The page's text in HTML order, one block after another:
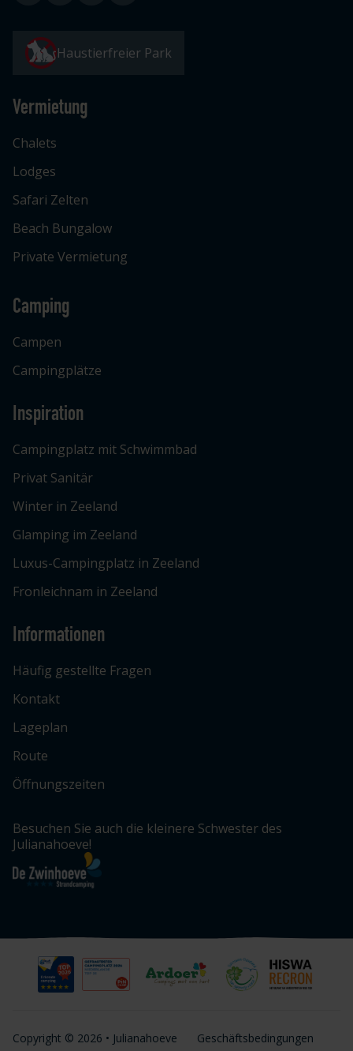
Haustierfreier Park
Vermietung
Chalets
Lodges
Safari Zelten
Beach Bungalow
Private Vermietung
Camping
Campen
Campingplätze
Inspiration
Campingplatz mit Schwimmbad
Privat Sanitär
Winter in Zeeland
Glamping im Zeeland
Luxus-Campingplatz in Zeeland
Fronleichnam in Zeeland
Informationen
Häufig gestellte Fragen
Kontakt
Lageplan
Route
Öffnungszeiten
Besuchen Sie auch die kleinere Schwester des
Julianahoeve!
Copyright © 2026 • Julianahoeve
Geschäftsbedingungen